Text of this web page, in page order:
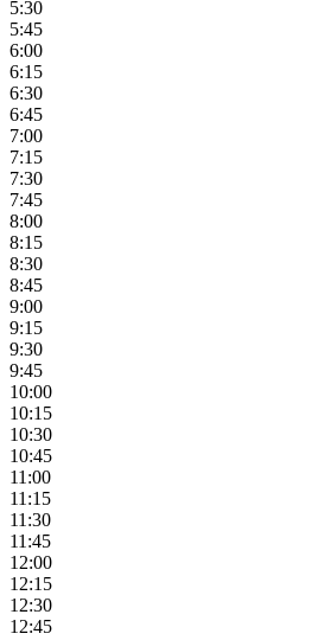
5:30
5:45
6:00
6:15
6:30
6:45
7:00
7:15
7:30
7:45
8:00
8:15
8:30
8:45
9:00
9:15
9:30
9:45
10:00
10:15
10:30
10:45
11:00
11:15
11:30
11:45
12:00
12:15
12:30
12:45